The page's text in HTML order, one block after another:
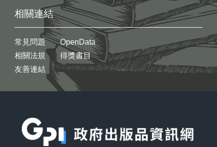
相關連結
常見問題
相關法規
友善連結
OpenData
得獎書目